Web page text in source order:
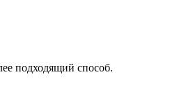
подходящий способ.